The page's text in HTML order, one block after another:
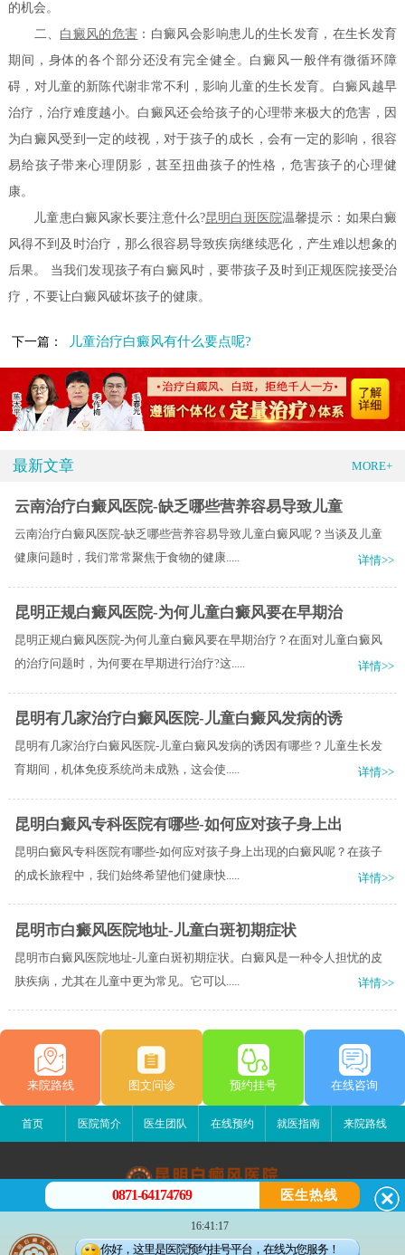
的机会。
二、 白癜风的危害 ：白癜风会影响患儿的生长发育，在生长发育
期间，身体的各个部分还没有完全健全。白癜风一般伴有微循环障
碍，对儿童的新陈代谢非常不利，影响儿童的生长发育。白癜风越早
治疗，治疗难度越小。白癜风还会给孩子的心理带来极大的危害，因
为白癜风受到一定的歧视，对于孩子的成长，会有一定的影响，很容
易给孩子带来心理阴影，甚至扭曲孩子的性格，危害孩子的心理健
康。
儿童患白癜风家长要注意什么?昆明白斑医院温馨提示：如果白癜
风得不到及时治疗，那么很容易导致疾病继续恶化，产生难以想象的
后果。 当我们发现孩子有白癜风时，要带孩子及时到正规医院接受治
疗，不要让白癜风破坏孩子的健康。
下一篇： 儿童治疗白癜风有什么要点呢?
最新文章 MORE+
云南治疗白癜风医院-缺乏哪些营养容易导致儿童
云南治疗白癜风医院-缺乏哪些营养容易导致儿童白癜风呢？当谈及儿童
健康问题时，我们常常聚焦于食物的健康.....
详情>>
昆明正规白癜风医院-为何儿童白癜风要在早期治
昆明正规白癜风医院-为何儿童白癜风要在早期治疗？在面对儿童白癜风
的治疗问题时，为何要在早期进行治疗?这.....
详情>>
昆明有几家治疗白癜风医院-儿童白癜风发病的诱
昆明有几家治疗白癜风医院-儿童白癜风发病的诱因有哪些？儿童生长发
育期间，机体免疫系统尚未成熟，这会使.....
详情>>
昆明白癜风专科医院有哪些-如何应对孩子身上出
昆明白癜风专科医院有哪些-如何应对孩子身上出现的白癜风呢？在孩子
的成长旅程中，我们始终希望他们健康快.....
详情>>
昆明市白癜风医院地址-儿童白斑初期症状
昆明市白癜风医院地址-儿童白斑初期症状。白癜风是一种令人担忧的皮
肤疾病，尤其在儿童中更为常见。它可以.....
详情>>
来院路线 图文问诊 预约挂号 在线咨询
首页 医院简介 医生团队 在线预约 就医指南 来院路线
昆明白癜风医院
昆明市五华区护国路2号
版权所有：昆明白癜风医院
0871-64174769 医生热线
16:41:17
你好，这里是医院预约挂号平台，在线为您服务！